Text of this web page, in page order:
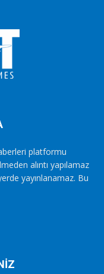
platformu
alıntı yapılamaz
yayınlanamaz. Bu